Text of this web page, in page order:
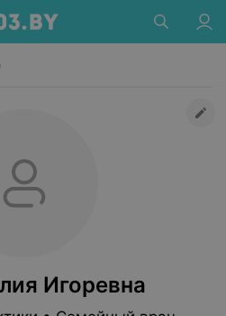
Игоревна